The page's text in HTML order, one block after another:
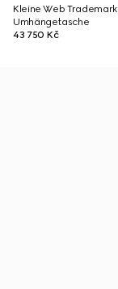
Kleine Web Trademark
Umhängetasche
43 750 Kč